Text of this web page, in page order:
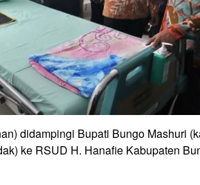
didampingi Bupati Bungo Mashuri
ke RSUD H. Hanafie Kabupaten